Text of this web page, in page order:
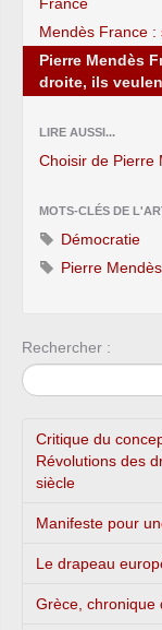
Mendès France :
Pierre Mendès
droite, ils
LIRE AUSSI...
Choisir de Pierre
MOTS-CLÉS DE
Démocratie
Pierre
Rechercher :
Critique du
Révolutions des
siècle
Manifeste pour
Le drapeau
Grèce, chronique